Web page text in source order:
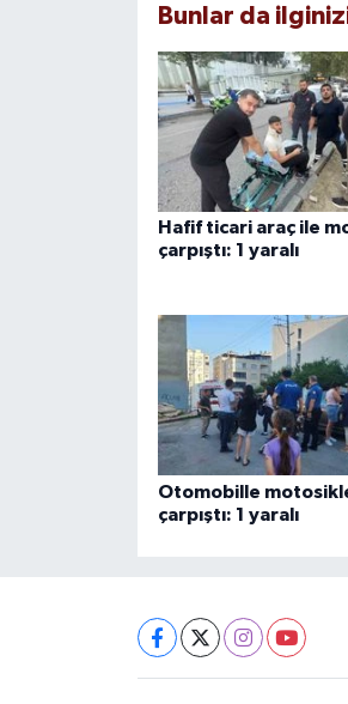
Bunlar da
Hafif ticari araç ile
çarpıştı: 1 yaralı
Otomobille
çarpıştı: 1 yaralı